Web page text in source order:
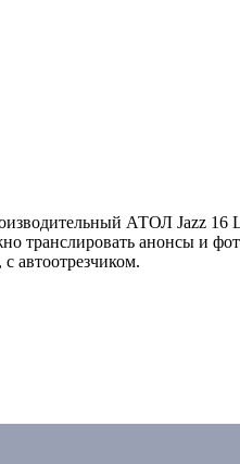
АТОЛ Jazz 16
транслировать анонсы и
автоотрезчиком.